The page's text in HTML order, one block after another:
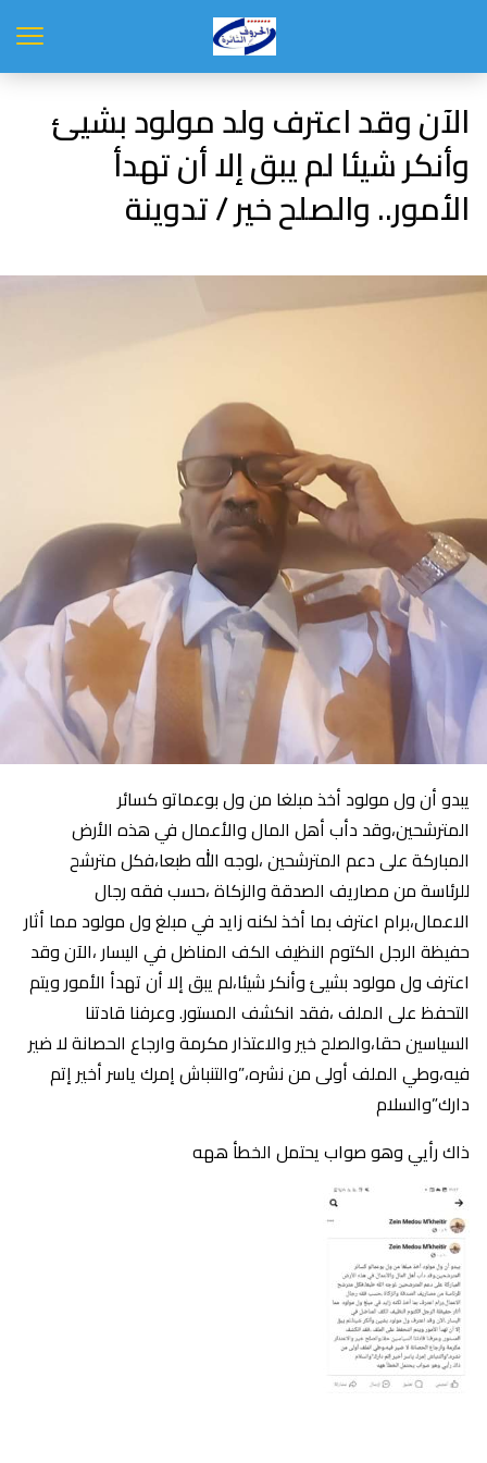
الآن وقد اعترف ولد مولود بشيئ
وأنكر شيئا لم يبق إلا أن تهدأ
الأمور.. والصلح خير / تدوينة
يبدو أن ول مولود أخذ مبلغا من ول بوعماتو كسائر
المترشحين،وقد دأب أهل المال والأعمال في هذه الأرض
المباركة على دعم المترشحين ،لوجه الله طبعا،فكل مترشح
للرئاسة من مصاريف الصدقة والزكاة ،حسب فقه رجال
الاعمال،برام اعترف بما أخذ لكنه زايد في مبلغ ول مولود مما أثار
حفيظة الرجل الكتوم النظيف الكف المناضل في اليسار ،الآن وقد
اعترف ول مولود بشيئ وأنكر شيئا،لم يبق إلا أن تهدأ الأمور ويتم
التحفظ على الملف ،فقد انكشف المستور. وعرفنا قادتنا
السياسين حقا،والصلح خير والاعتذار مكرمة وارجاع الحصانة لا ضير
فيه،وطي الملف أولى من نشره،”والتنباش إمرك ياسر أخير إتم
دارك”والسلام
ذاك رأيي وهو صواب يحتمل الخطأ ههه